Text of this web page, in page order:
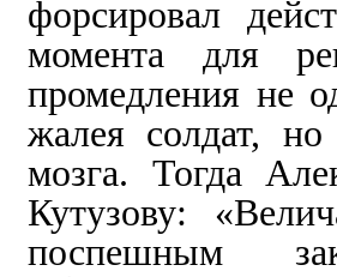
форсировал
момента для
промедления не
жалея солдат,
мозга. Тогда
Кутузову:
поспешным